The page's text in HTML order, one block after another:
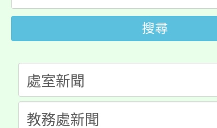
代理(課)教師甄選結果(
轉知中國文化大學推廣
《TA101》溝通分析基
程，歡迎學生輔導中心
心理、諮商輔導、社會
系所師生報名參加。
轉知苗栗縣政府辦理
縣市「校園短影音徵選
門員」簡章及活動海報
踴躍報名參加。
桃園市115學年度學生
要點
「桃園市補助參觀特色
展演活動實施計畫」
115年度「教育部表揚
搜尋